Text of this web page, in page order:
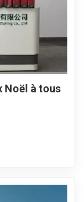
Noël à tous